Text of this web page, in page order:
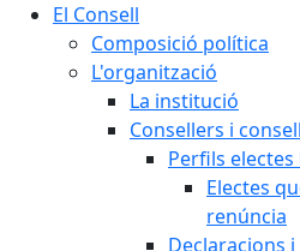
El Consell
Composició política
L'organització
La institució
Consellers i
Perfils
Electes
renúncia
Declaracions